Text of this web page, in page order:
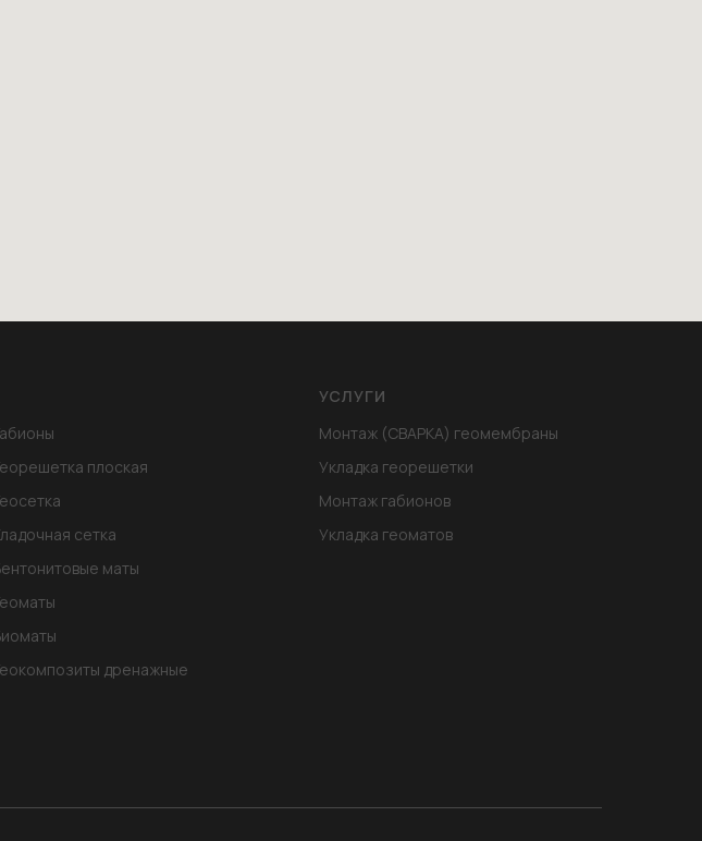
плоская
сетка
маты
дренажные
УСЛУГИ
Монтаж (СВАРКА) геомембраны
Укладка георешетки
Монтаж габионов
Укладка геоматов